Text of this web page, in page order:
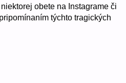
obete na Instagrame či
týchto tragických